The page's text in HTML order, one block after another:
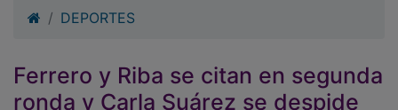
Ferrero y Riba se citan en segunda
ronda y Carla Suárez se despide